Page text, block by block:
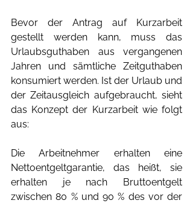
Bevor der Antrag auf Kurzarbeit
gestellt werden kann, muss das
Urlaubsguthaben aus vergangenen
Jahren und sämtliche Zeitguthaben
konsumiert werden. Ist der Urlaub und
der Zeitausgleich aufgebraucht, sieht
das Konzept der Kurzarbeit wie folgt
aus:
Die Arbeitnehmer erhalten eine
Nettoentgeltgarantie, das heißt, sie
erhalten je nach Bruttoentgelt
zwischen 80 % und 90 % des vor der